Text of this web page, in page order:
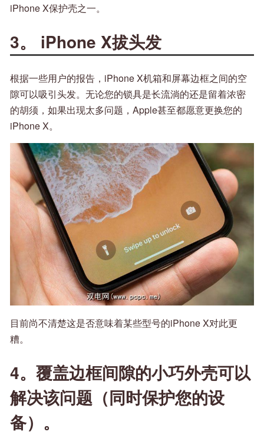
iPhone X保护壳之一。
3。 iPhone X拔头发
根据一些用户的报告，iPhone X机箱和屏幕边框之间的空
隙可以吸引头发。无论您的锁具是长流淌的还是留着浓密
的胡须，如果出现太多问题，Apple甚至都愿意更换您的
iPhone X。
目前尚不清楚这是否意味着某些型号的iPhone X对此更
糟。
4。覆盖边框间隙的小巧外壳可以
解决该问题（同时保护您的设
备）。